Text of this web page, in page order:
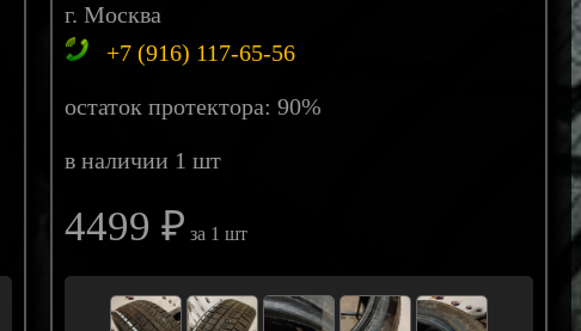
г. Москва
+7 (916) 117-65-56
остаток протектора: 90%
в наличии 1 шт
4499 ₽ за 1 шт